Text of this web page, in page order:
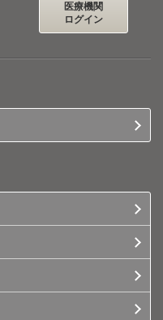
医療機関
ログイン